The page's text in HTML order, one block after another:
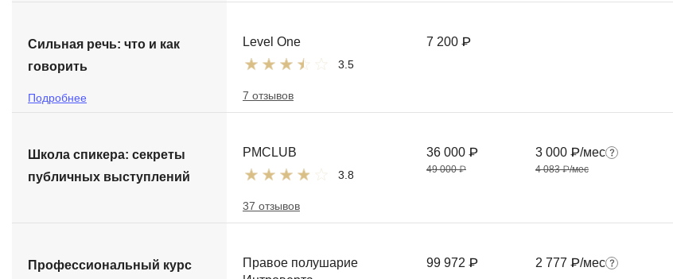
Сильная речь: что и как
говорить
Подробнее
Level One
3.5
7 отзывов
7 200 ₽
Школа спикера: секреты
публичных выступлений
PMCLUB
3.8
37 отзывов
36 000 ₽
49 000 ₽
3 000 ₽/мес
4 083 ₽/мес
Профессиональный курс
Правое полушарие
99 972 ₽ 2 777 ₽/мес